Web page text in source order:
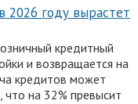
2026 году вырастет
кредитный
и возвращается на
кредитов может
что на 32% превысит